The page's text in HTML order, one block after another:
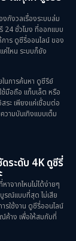
กังวลเรื่องระบบล่ม
24 ชั่วโมง ที่ออกแบบ
าร ดูซีรี่ออนไลน์ ของ
ค่ไหน ระบบก็ยัง
ในการค้นหา ดูซีรีย์
มือถือ แท็บเล็ต หรือ
ระ เพียงแค่เชื่อมต่อ
วามบันเทิงแบบเต็ม
ระดับ 4K ดูซีรี่
าจากไหนไม่ได้ง่ายๆ
รณ์แบบที่สุด ไม่เสีย
รใช้งาน ดูซีรี่ออนไลน์
ค้าง เพื่อให้สมกับที่